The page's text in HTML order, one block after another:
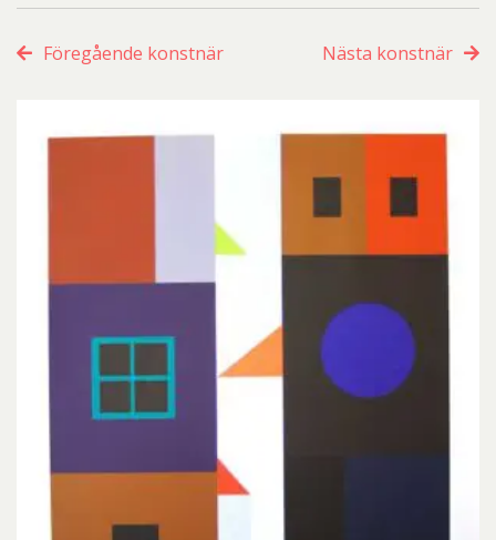
Föregående konstnär Nästa konstnär